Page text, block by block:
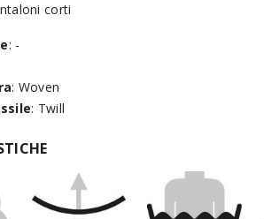
corti
: -
: Woven
: Twill